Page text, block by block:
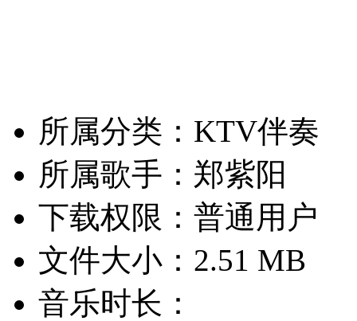
所属分类：KTV伴奏
所属歌手：郑紫阳
下载权限：普通用户
文件大小：2.51 MB
音乐时长：